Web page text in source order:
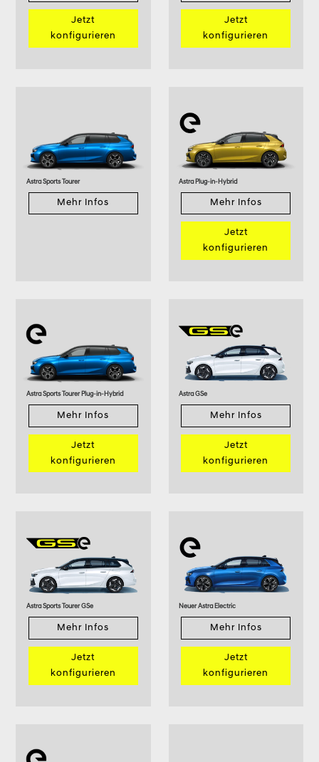
Jetzt
konfigurieren
Jetzt
konfigurieren
Astra Sports Tourer
Mehr Infos
Astra Plug-in-Hybrid
Mehr Infos
Jetzt
konfigurieren
Astra Sports Tourer Plug-in-Hybrid
Mehr Infos
Jetzt
konfigurieren
Astra GSe
Mehr Infos
Jetzt
konfigurieren
Astra Sports Tourer GSe
Mehr Infos
Jetzt
konfigurieren
Neuer Astra Electric
Mehr Infos
Jetzt
konfigurieren